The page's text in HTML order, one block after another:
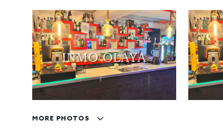
MORE PHOTOS